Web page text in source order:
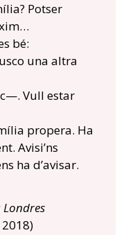
Potser
bé:
una altra
Vull estar
propera. Ha
Avisi’ns
ha d’avisar.
Londres